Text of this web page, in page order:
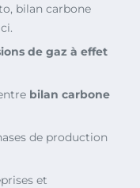
bilan carbone
de gaz à effet
bilan carbone
de production
et